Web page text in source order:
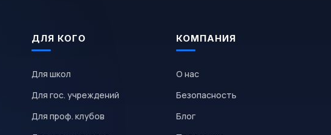
ДЛЯ КОГО
Для школ
Для гос. учреждений
Для проф. клубов
КОМПАНИЯ
О нас
Безопасность
Блог